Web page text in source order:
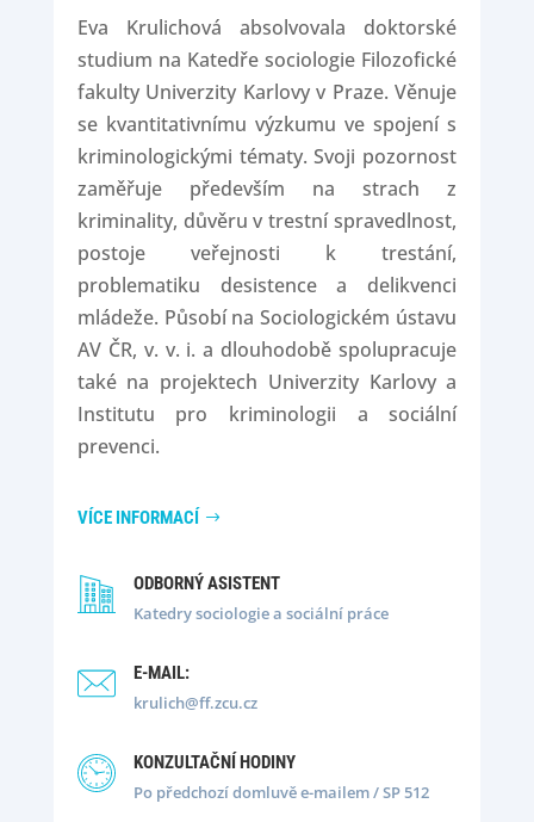
Eva Krulichová absolvovala doktorské
studium na Katedře sociologie Filozofické
fakulty Univerzity Karlovy v Praze. Věnuje
se kvantitativnímu výzkumu ve spojení s
kriminologickými tématy. Svoji pozornost
zaměřuje především na strach z
kriminality, důvěru v trestní spravedlnost,
postoje veřejnosti k trestání,
problematiku desistence a delikvenci
mládeže. Působí na Sociologickém ústavu
AV ČR, v. v. i. a dlouhodobě spolupracuje
také na projektech Univerzity Karlovy a
Institutu pro kriminologii a sociální
prevenci.
VÍCE INFORMACÍ
ODBORNÝ ASISTENT
Katedry sociologie a sociální práce
E-MAIL:
krulich@ff.zcu.cz
KONZULTAČNÍ HODINY
Po předchozí domluvě e-mailem/ SP 512